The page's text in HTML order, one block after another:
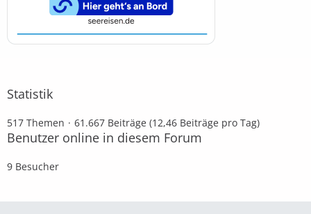
Statistik
517 Themen 61.667 Beiträge (12,46 Beiträge pro Tag)
Benutzer online in diesem Forum
9 Besucher